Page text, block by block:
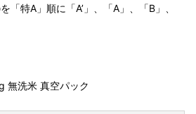
「特A」順に「A’」、「A」、「B」、
無洗米 真空パック